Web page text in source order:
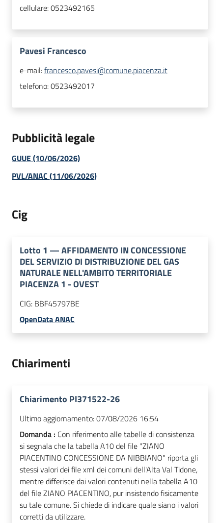
cellulare:0523492165
Pavesi Francesco
e-mail:francesco.pavesi@comune.piacenza.it
telefono:0523492017
Pubblicità legale
GUUE (10/06/2026)
PVL/ANAC (11/06/2026)
Cig
Lotto 1 —AFFIDAMENTO IN CONCESSIONE
DEL SERVIZIO DI DISTRIBUZIONE DEL GAS
NATURALE NELL'AMBITO TERRITORIALE
PIACENZA 1 - OVEST
CIG: BBF45797BE
OpenData ANAC
Chiarimenti
Chiarimento PI371522-26
Ultimo aggiornamento:07/08/2026 16:54
Domanda : Con riferimento alle tabelle di consistenza
si segnala che la tabella A10 del file "ZIANO
PIACENTINO CONCESSIONE DA NIBBIANO" riporta gli
stessi valori dei file xml dei comuni dell'Alta Val Tidone,
mentre differisce dai valori contenuti nella tabella A10
del file ZIANO PIACENTINO, pur insistendo fisicamente
su tale comune. Si chiede di indicare quale siano i valori
corretti da utilizzare.